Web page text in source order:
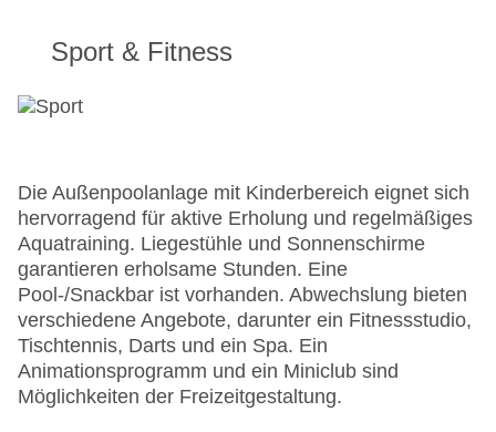
Sport & Fitness
Die Außenpoolanlage mit Kinderbereich eignet sich
hervorragend für aktive Erholung und regelmäßiges
Aquatraining. Liegestühle und Sonnenschirme
garantieren erholsame Stunden. Eine
Pool-/Snackbar ist vorhanden. Abwechslung bieten
verschiedene Angebote, darunter ein Fitnessstudio,
Tischtennis, Darts und ein Spa. Ein
Animationsprogramm und ein Miniclub sind
Möglichkeiten der Freizeitgestaltung.